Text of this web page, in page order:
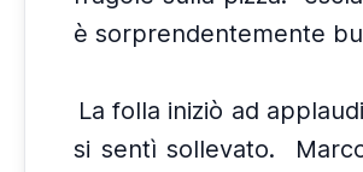
è sorprendentemente
La folla iniziò ad
si sentì sollevato.